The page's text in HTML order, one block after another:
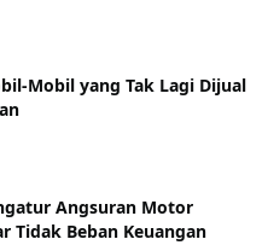
Mobil yang Tak Lagi Dijual
Angsuran Motor
Tidak Beban Keuangan